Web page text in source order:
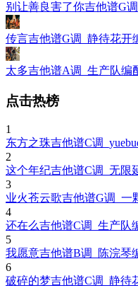
别让善良害了你吉他谱G
传言吉他谱G调_静待花开
太多吉他谱A调_生产队编
点击热榜
1
东方之珠吉他谱C调
2
这个年纪吉他谱C调_无限
3
业火苍云歌吉他谱G调_一
4
还在么吉他谱C调_生产队
5
我愿意吉他谱B调_陈浣琴
6
破碎的梦吉他谱C调_静待